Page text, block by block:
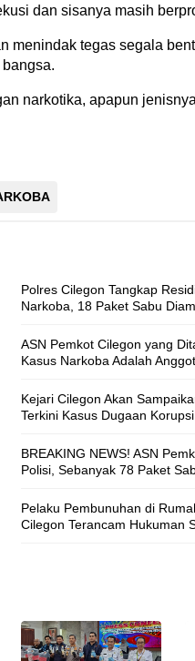
dan sisanya masih
menindak tegas segala
narkotika, apapun
Polres Cilegon Tangkap
Narkoba, 18 Paket Sabu
ASN Pemkot Cilegon yang
Kasus Narkoba Adalah
Kejari Cilegon Akan
Terkini Kasus Dugaan
BREAKING NEWS! ASN
Polisi, Sebanyak 78 Paket
Pelaku Pembunuhan di
Cilegon Terancam Hukuman